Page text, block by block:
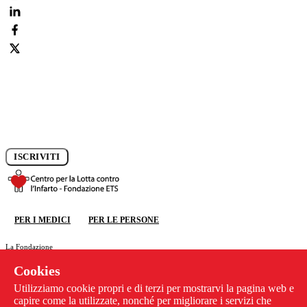
Cookies
Utilizziamo cookie propri e di terzi per mostrarvi la pagina web e
capire come la utilizzate, nonché per migliorare i servizi che
ISCRIVITI
PER I MEDICI PER LE PERSONE
La Fondazione
Congresso CCC
News
Previeni l'infarto